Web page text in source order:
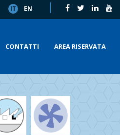
IT EN
CONTATTI AREA RISERVATA